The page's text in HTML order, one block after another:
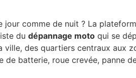
jour comme de nuit ? La
du dépannage moto qui se
ville, des quartiers centraux aux
de batterie, roue crevée, panne